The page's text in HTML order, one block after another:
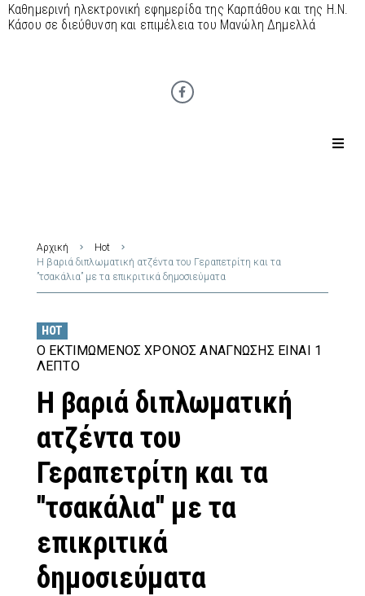
Καθημερινή ηλεκτρονική εφημερίδα της Καρπάθου και της Η.Ν.
Κάσου σε διεύθυνση και επιμέλεια του Μανώλη Δημελλά
Αρχική
Hot
Η βαριά διπλωματική ατζέντα του Γεραπετρίτη και τα
”τσακάλια” με τα επικριτικά δημοσιεύματα
HOT
Ο ΕΚΤΙΜΏΜΕΝΟΣ ΧΡΌΝΟΣ ΑΝΆΓΝΩΣΗΣ ΕΊΝΑΙ 1
ΛΕΠΤΌ
Η βαριά διπλωματική
ατζέντα του
Γεραπετρίτη και τα
''τσακάλια'' με τα
επικριτικά
δημοσιεύματα